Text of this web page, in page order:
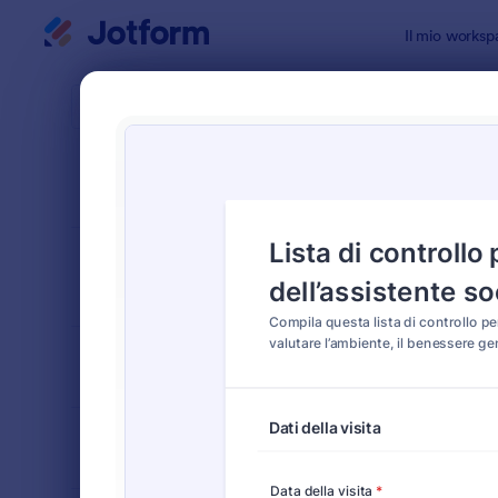
Il mio
Classico